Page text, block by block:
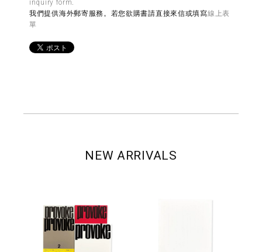
inquiry form
我們提供海外郵寄服務。若您欲購書請直接來信或填寫線上表
單
NEW ARRIVALS